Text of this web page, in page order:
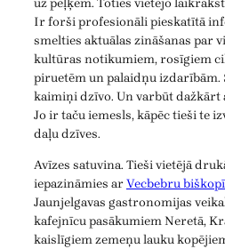
Ir forši profesionāli pieskatītā
smelties aktuālas zināšanas par
kultūras notikumiem, rosīgiem
piruetēm un palaidņu izdarībām.
kaimiņi dzīvo. Un varbūt dažkārt
Jo ir taču iemesls, kāpēc tieši te
daļu dzīves.
Avīzes satuvina. Tieši vietējā
iepazināmies arVecbebru
Jaunjelgavas gastronomijas
kafejnīcu pasākumiem Neretā,
kaislīgiem zemeņu lauku